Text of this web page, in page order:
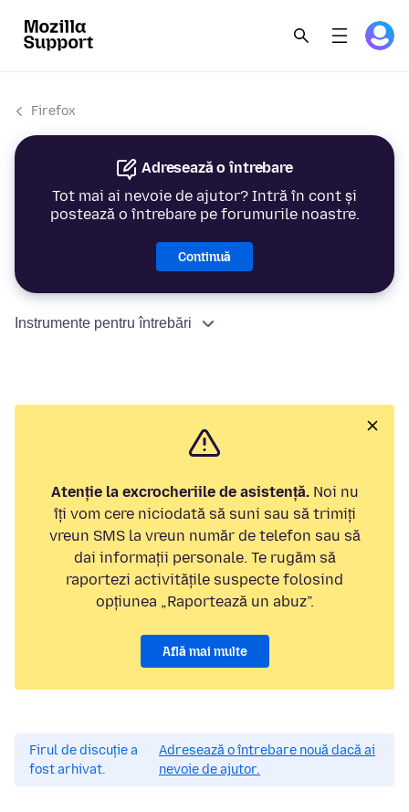
Firefox
Adresează o întrebare
Tot mai ai nevoie de ajutor? Intră în cont și
postează o întrebare pe forumurile noastre.
Continuă
Instrumente pentru întrebări
Atenție la excrocheriile de asistență.Noi nu
îți vom cere niciodată să suni sau să trimiți
vreun SMS la vreun număr de telefon sau să
dai informații personale. Te rugăm să
raportezi activitățile suspecte folosind
opțiunea „Raportează un abuz”.
Află mai multe
Firul de discuție a
fost arhivat.
Adresează o întrebare nouă dacă ai
nevoie de ajutor.